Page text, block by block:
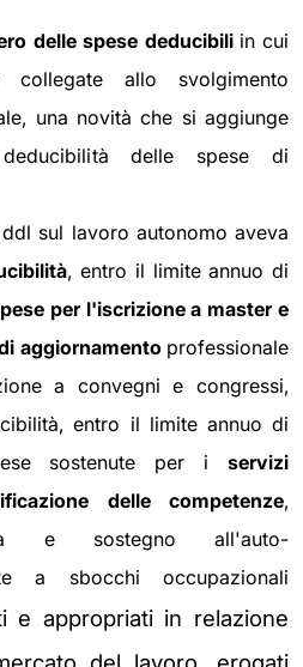
delle spese deducibili in cui
collegate allo svolgimento
una novità che si aggiunge
delle spese di
sul lavoro autonomo aveva
, entro il limite annuo di
per l'iscrizione a master e
aggiornamentoprofessionale
a convegni e congressi,
entro il limite annuo di
sostenute per i servizi
delle competenze,
e sostegno all'auto-
a sbocchi occupazionali
e appropriati in relazione